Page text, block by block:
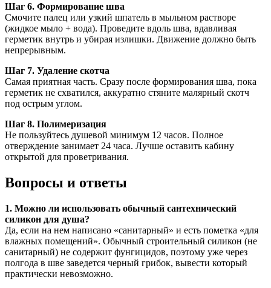
Шаг 6. Формирование шва
Смочите палец или узкий шпатель в мыльном растворе
(жидкое мыло + вода). Проведите вдоль шва, вдавливая
герметик внутрь и убирая излишки. Движение должно быть
непрерывным.
Шаг 7. Удаление скотча
Самая приятная часть. Сразу после формирования шва, пока
герметик не схватился, аккуратно стяните малярный скотч
под острым углом.
Шаг 8. Полимеризация
Не пользуйтесь душевой минимум 12 часов. Полное
отверждение занимает 24 часа. Лучше оставить кабину
открытой для проветривания.
Вопросы и ответы
1. Можно ли использовать обычный сантехнический
силикон для душа?
Да, если на нем написано «санитарный» и есть пометка «для
влажных помещений». Обычный строительный силикон (не
санитарный) не содержит фунгицидов, поэтому уже через
полгода в шве заведется черный грибок, вывести который
практически невозможно.